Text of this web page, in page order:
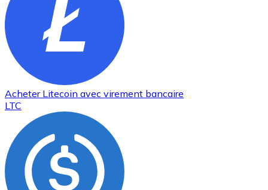
Acheter Litecoin avec virement bancaire
LTC